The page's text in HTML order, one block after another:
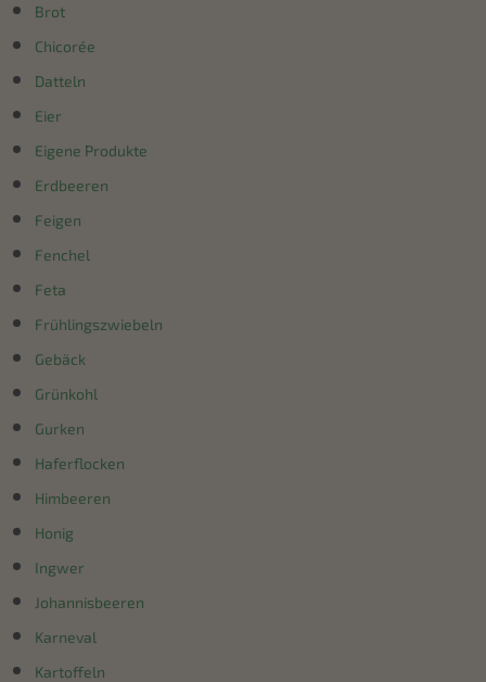
Brot
Chicorée
Datteln
Eier
Eigene Produkte
Erdbeeren
Feigen
Fenchel
Feta
Frühlingszwiebeln
Gebäck
Grünkohl
Gurken
Haferflocken
Himbeeren
Honig
Ingwer
Johannisbeeren
Karneval
Kartoffeln